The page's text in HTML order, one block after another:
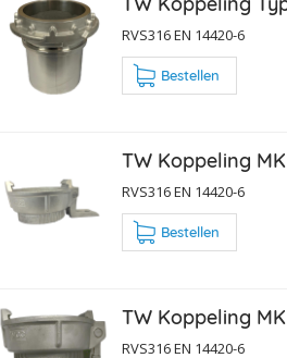
RVS316 EN 14420-6
Bestellen
TW Koppeling
RVS316 EN 14420-6
Bestellen
TW Koppeling
RVS316 EN 14420-6